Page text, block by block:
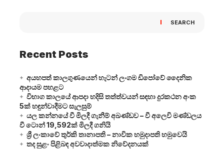
SEARCH
Recent Posts
අයහපත් කාලගුණයෙන් හැටන් ලංගම ඩිපෝවේ දෛනික
ආදායම පහළට
විභාග කාලයේ ආපදා හදිසි තත්ත්වයන් සඳහා දුරකථන අංක
5ක් හඳුන්වාදීමට සැලසුම්
යල කන්නයේ වී මිලදී ගැනීම් අඛණ්ඩව – වී අලෙවි මණ්ඩලය
වී ටොන් 19,592ක් මිලදී ගනියි
ශ්‍රී ලංකාවේ තුර්කි තානාපති – නාවික හමුදාපති හමුවෙයි
තද සුළං පිළිබඳ අවවාදාත්මක නිවේදනයක්